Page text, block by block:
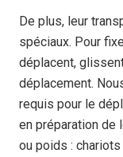
De plus, leur
spéciaux. Pour
déplacent,
déplacement.
requis pour le
en préparation de
ou poids :